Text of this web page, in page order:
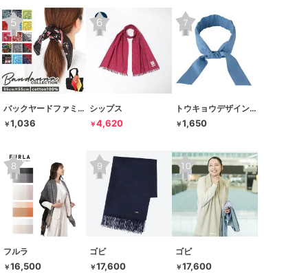
バックヤードファミリー
￥1,036
シップス
￥4,620
トウキョウデザインチャンネル
￥1,650
フルラ
￥16,500
ゴビ
￥17,600
ゴビ
￥17,600